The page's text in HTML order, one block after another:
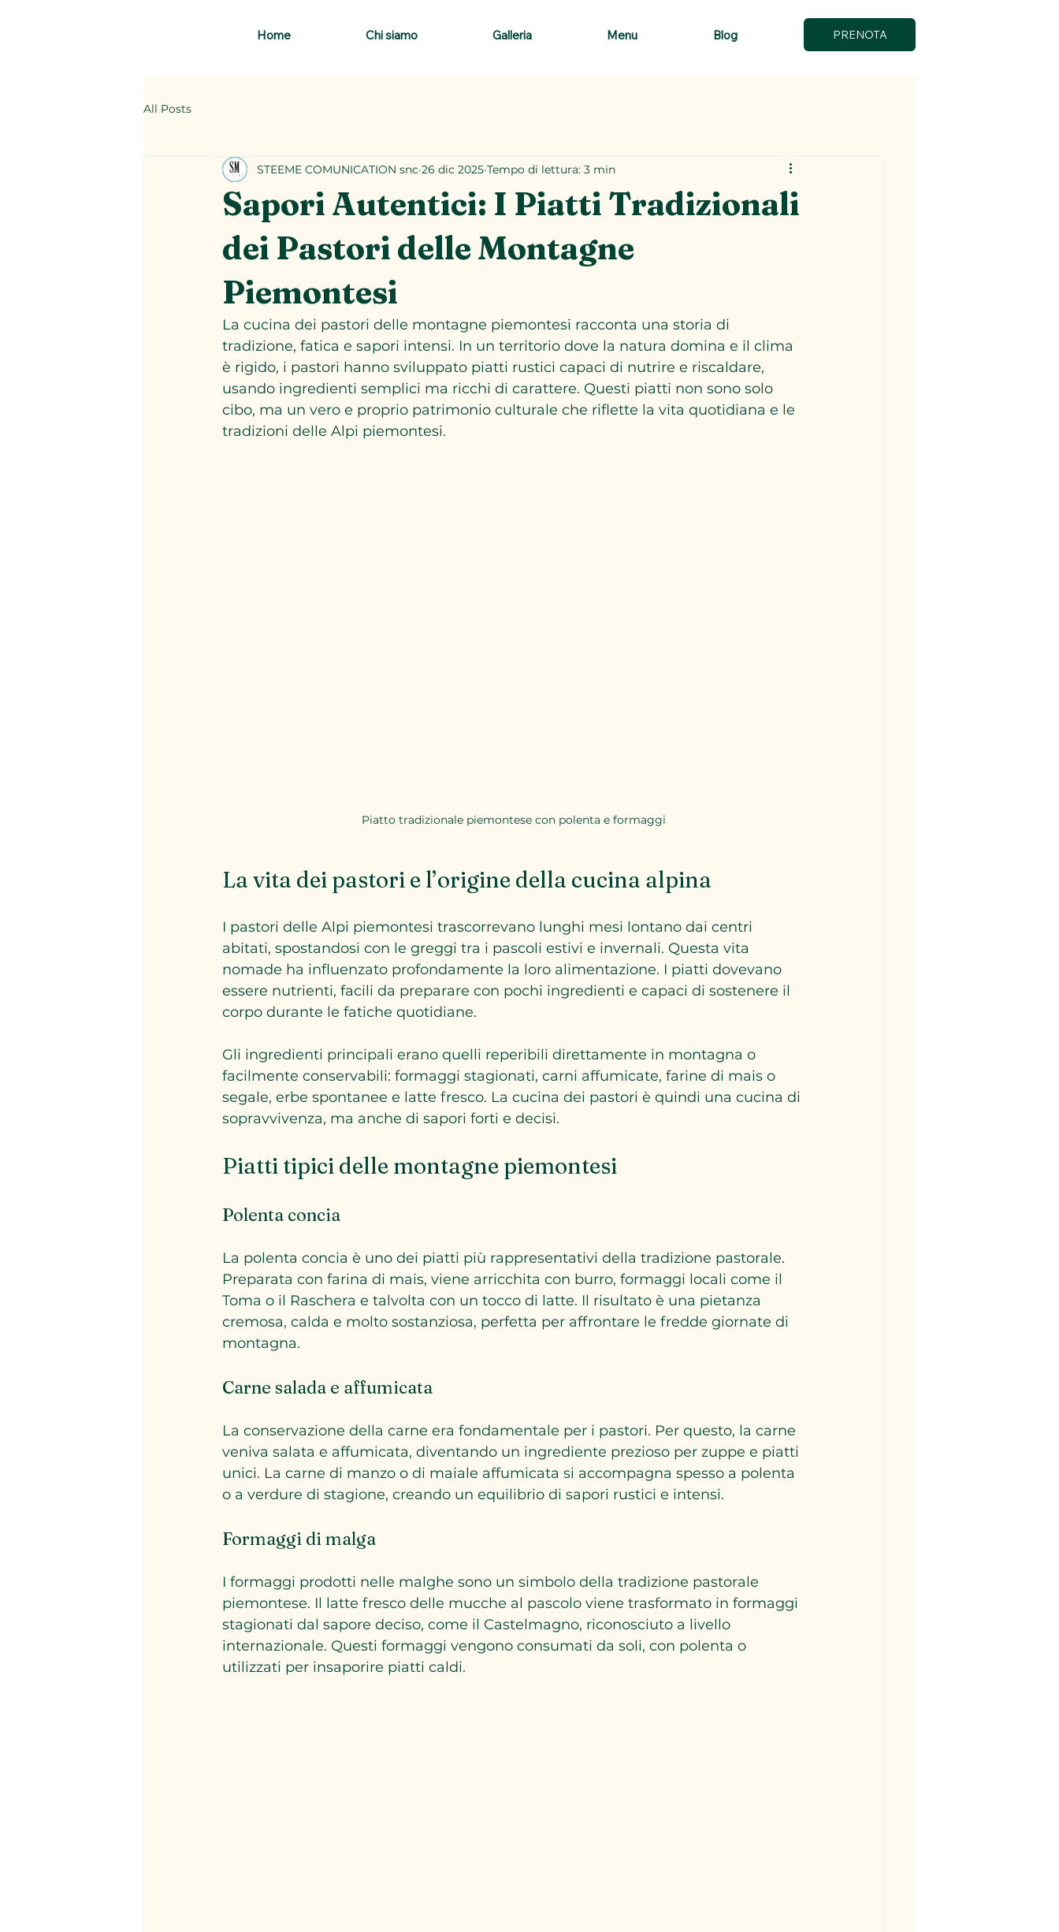
Home Chi siamo Galleria Menu Blog PRENOTA
All Posts
Sapori Autentici: I Piatti Tradizionali
dei Pastori delle Montagne
Piemontesi
STEEME COMUNICATION snc 26 dic 2025 Tempo di lettura: 3 min
La cucina dei pastori delle montagne piemontesi racconta una storia di
tradizione, fatica e sapori intensi. In un territorio dove la natura domina e il clima
è rigido, i pastori hanno sviluppato piatti rustici capaci di nutrire e riscaldare,
usando ingredienti semplici ma ricchi di carattere. Questi piatti non sono solo
cibo, ma un vero e proprio patrimonio culturale che riflette la vita quotidiana e le
tradizioni delle Alpi piemontesi.
Piatto tradizionale piemontese con polenta e formaggi
La vita dei pastori e l’origine della cucina alpina
I pastori delle Alpi piemontesi trascorrevano lunghi mesi lontano dai centri
abitati, spostandosi con le greggi tra i pascoli estivi e invernali. Questa vita
nomade ha influenzato profondamente la loro alimentazione. I piatti dovevano
essere nutrienti, facili da preparare con pochi ingredienti e capaci di sostenere il
corpo durante le fatiche quotidiane.
Gli ingredienti principali erano quelli reperibili direttamente in montagna o
facilmente conservabili: formaggi stagionati, carni affumicate, farine di mais o
segale, erbe spontanee e latte fresco. La cucina dei pastori è quindi una cucina di
sopravvivenza, ma anche di sapori forti e decisi.
Piatti tipici delle montagne piemontesi
Polenta concia
La polenta concia è uno dei piatti più rappresentativi della tradizione pastorale.
Preparata con farina di mais, viene arricchita con burro, formaggi locali come il
Toma o il Raschera e talvolta con un tocco di latte. Il risultato è una pietanza
cremosa, calda e molto sostanziosa, perfetta per affrontare le fredde giornate di
montagna.
Carne salada e affumicata
La conservazione della carne era fondamentale per i pastori. Per questo, la carne
veniva salata e affumicata, diventando un ingrediente prezioso per zuppe e piatti
unici. La carne di manzo o di maiale affumicata si accompagna spesso a polenta
o a verdure di stagione, creando un equilibrio di sapori rustici e intensi.
Formaggi di malga
I formaggi prodotti nelle malghe sono un simbolo della tradizione pastorale
piemontese. Il latte fresco delle mucche al pascolo viene trasformato in formaggi
stagionati dal sapore deciso, come il Castelmagno, riconosciuto a livello
internazionale. Questi formaggi vengono consumati da soli, con polenta o
utilizzati per insaporire piatti caldi.